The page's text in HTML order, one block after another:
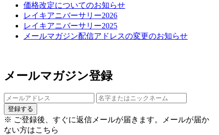
価格改定についてのお知らせ
レイキアニバーサリー2026
レイキアニバーサリー2025
メールマガジン配信アドレスの変更のお知らせ
メールマガジン登録
登録する
※ ご登録後、すぐに返信メールが届きます。
メールが届か
ない方はこちら